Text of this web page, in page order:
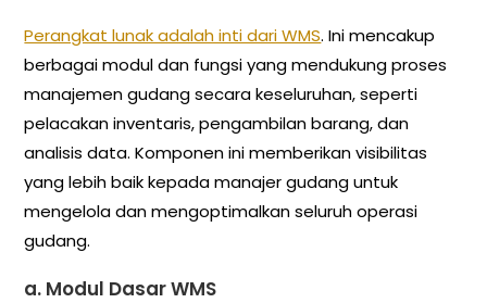
Perangkat lunak adalah inti dari WMS. Ini mencakup
berbagai modul dan fungsi yang mendukung proses
manajemen gudang secara keseluruhan, seperti
pelacakan inventaris, pengambilan barang, dan
analisis data. Komponen ini memberikan visibilitas
yang lebih baik kepada manajer gudang untuk
mengelola dan mengoptimalkan seluruh operasi
gudang.
a. Modul Dasar WMS